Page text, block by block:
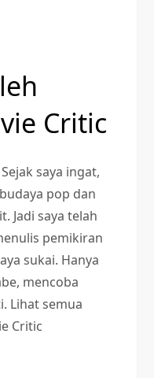
Critic
saya ingat,
pop dan
Jadi saya telah
pemikiran
sukai. Hanya
mencoba
Lihat semua
Critic